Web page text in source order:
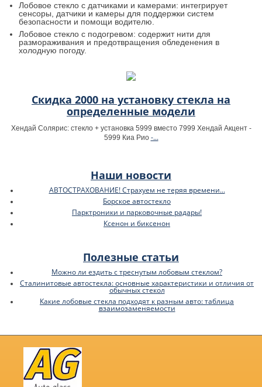
Лобовое стекло с датчиками и камерами: интегрирует
сенсоры, датчики и камеры для поддержки систем
безопасности и помощи водителю.
Лобовое стекло с подогревом: содержит нити для
размораживания и предотвращения обледенения в
холодную погоду.
Скидка 2000 на установку стекла на
определенные модели
Хендай Солярис: стекло + установка 5999 вместо 7999 Хендай Акцент -
5999 Киа Рио -...
Наши новости
АВТОСТРАХОВАНИЕ! Страхуем не теряя времени...
Борское автостекло
Парктроники и парковочные радары!
Ксенон и биксенон
Полезные статьи
Можно ли ездить с треснутым лобовым стеклом?
Сталинитовые автостекла: основные характеристики и отличия от
обычных стекол
Какие лобовые стекла подходят к разным авто: таблица
взаимозаменяемости